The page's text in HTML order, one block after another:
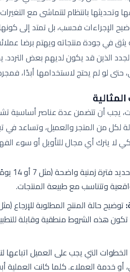
وتحديثها بانتظام لتتماشى مع
الإجراءات فحسب، بل تمتد إلى
في جودة منتجاته ويهتم برضا
الذين قد يكون لديهم بعض
لو لم يحتج لاستخدامها أبدًا،
يجب أن تتضمن عدة عناصر أساسية
لكل من المتجر والعميل، وتساعد في
لا يترك أي مجال للتأويل أو سوء
وتتناسب مع طبيعة المنتجات.
توضيح حالة المنتج المطلوبة للإرجاع
تكون هذه الشروط منطقية وقابلة
التي يجب على العميل
أو خدمة العملاء. كلما كانت